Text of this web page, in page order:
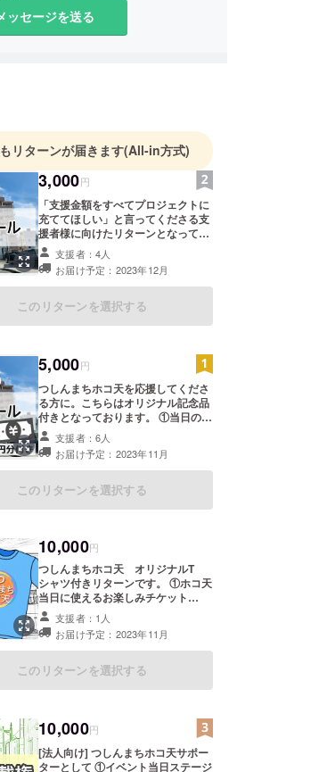
ッセージを送る
リターンが届きます(All-in方式)
3,000円
「支援金額をすべてプロジェクトに
充ててほしい」と言ってくださる支
援者様に向けたリターンとなってお
ります。 ①当日の写真を添えて、お
礼のメールを送らせていただきま
す。 どうぞよろしくお願いいたしま
す。
支援者：4人
お届け予定：2023年12月
このリターンを選択する
5,000円
つしんまちホコ天を応援してくださ
る方に。こちらはオリジナル記念品
付きとなっております。 ①当日の写
真を添えてお礼のメールを送らせて
いただきます。 ②ホコ天当日に使え
るお楽しみチケット 500円分。 ③お
ぼろタオル特製、限定のオリジナル
タオルが1枚付きます。 タオルの
支援者：6人
お届け予定：2023年11月
このリターンを選択する
10,000円
つしんまちホコ天 オリジナルT
シャツ付きリターンです。 ①ホコ天
当日に使えるお楽しみチケット
1,000円分付き。 ➁当日開催される
様々なイベントで優遇されちゃうお
得なお楽しみTシャツ付きです。
サイズは画像2枚目の表からお選び
いただき必ず備考欄にご記入くださ
はワンサイズ大きいものを送らせて
いただきます。 ※またTシャツの
デザインが変更になる場合もござい
ますこと、何卒ご了承くださいま
支援者：1人
お届け予定：2023年11月
このリターンを選択する
10,000円
[法人向け] つしんまちホコ天サポー
ターとして ①イベント当日ステージ